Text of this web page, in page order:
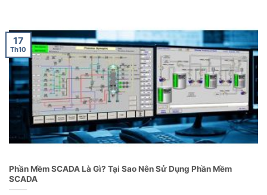
Phần Mềm SCADA Là Gì? Tại Sao Nên Sử Dụng Phần Mềm
SCADA
17
Th10